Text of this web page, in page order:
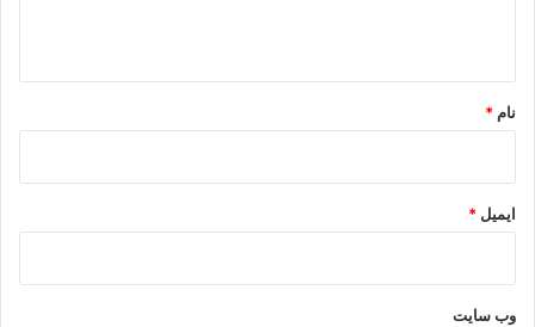
نام *
ایمیل *
وب‌ سایت